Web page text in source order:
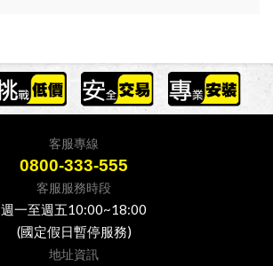
客服專線
0800-333-555
客服服務時段
週一至週五10:00~18:00
(國定假日暫停服務)
地址資訊